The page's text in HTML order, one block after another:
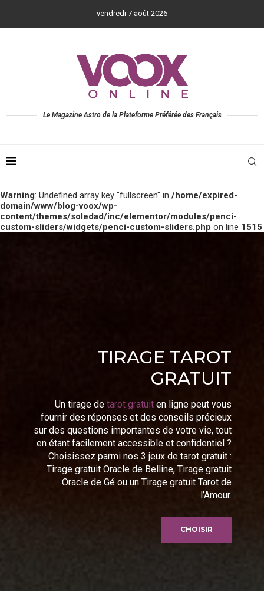
vendredi 7 août 2026
Le Magazine Astro de la Plateforme Préférée des Français
Warning: Undefined array key "fullscreen" in /home/expired-
domain/www/blog-voox/wp-
content/themes/soledad/inc/elementor/modules/penci-
custom-sliders/widgets/penci-custom-sliders.php on line 1515